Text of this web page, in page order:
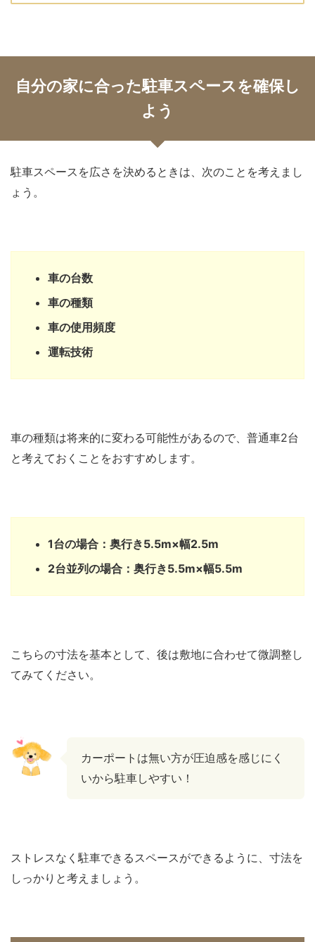
自分の家に合った駐車スペースを確保し
よう
駐車スペースを広さを決めるときは、次のことを考えまし
ょう。
車の台数
車の種類
車の使用頻度
運転技術
車の種類は将来的に変わる可能性があるので、普通車2台
と考えておくことをおすすめします。
1台の場合：奥行き5.5m×幅2.5m
2台並列の場合：奥行き5.5m×幅5.5m
こちらの寸法を基本として、後は敷地に合わせて微調整し
てみてください。
カーポートは無い方が圧迫感を感じにく
いから駐車しやすい！
ストレスなく駐車できるスペースができるように、寸法を
しっかりと考えましょう。